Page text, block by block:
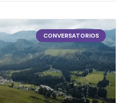
CONVERSATORIOS